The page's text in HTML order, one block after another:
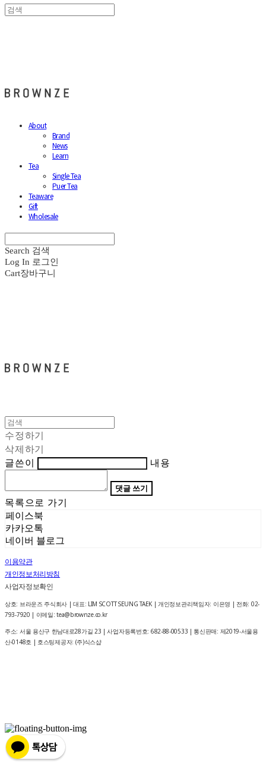
About
Brand
News
Learn
Tea
Single Tea
Puer Tea
Teaware
Gift
Wholesale
Search 검색
Log In 로그인
Cart장바구니
수정하기
삭제하기
글쓴이
내용
댓글 쓰기
목록으로 가기
페이스북
카카오톡
네이버 블로그
이용약관
개인정보처리방침
사업자정보확인
상호: 브라운즈 주식회사 | 대표: LIM SCOTT SEUNG TAEK | 개인정보관리책임자: 이은영 | 전화: 02-
793-7920 | 이메일: tea@brownze.co.kr
주소: 서울 용산구 한남대로28가길 23 | 사업자등록번호: 682-88-00533 | 통신판매: 제2019-서울용
산-0148호 | 호스팅제공자: (주)식스샵